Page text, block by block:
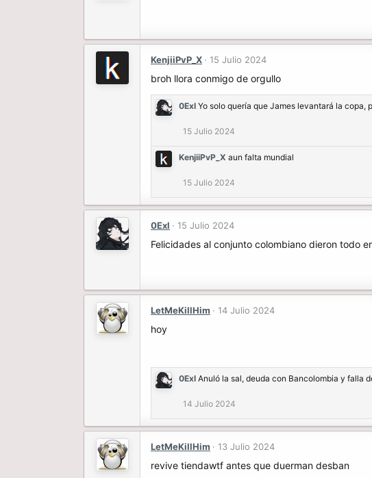
KenjiiPvP_X 15 Julio 2024
broh llora conmigo de orgullo
0Exl Yo solo quería que James levantará la copa,
15 Julio 2024
KenjiiPvP_X aun falta mundial
15 Julio 2024
0Exl 15 Julio 2024
Felicidades al conjunto colombiano dieron todo
LetMeKillHim 14 Julio 2024
hoy
0Exl Anuló la sal, deuda con Bancolombia y falla
14 Julio 2024
LetMeKillHim 13 Julio 2024
revive tiendawtf antes que duerman desban